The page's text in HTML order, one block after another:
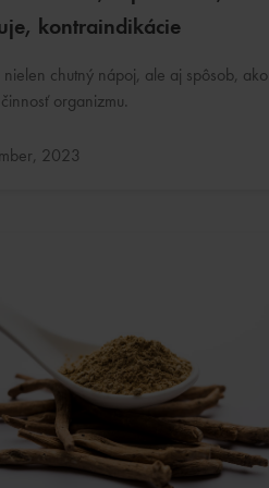
kontraindikácie
nielen chutný nápoj, ale aj spôsob, ako
organizmu.
2023